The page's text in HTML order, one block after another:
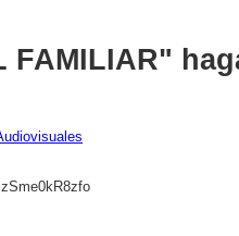
FAMILIAR"